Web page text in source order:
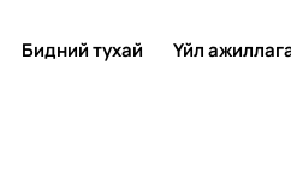
Бидний тухай Үйл